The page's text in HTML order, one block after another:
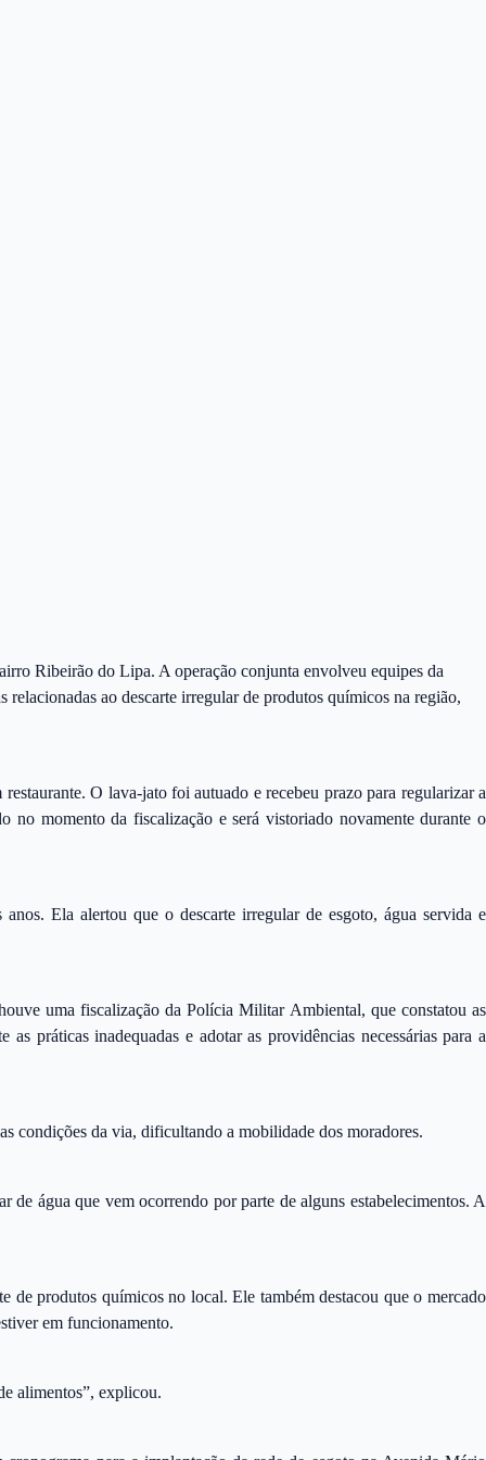
Ribeirão do Lipa. A operação conjunta envolveu equipes da
ao descarte irregular de produtos químicos na região,
O lava-jato foi autuado e recebeu prazo para regularizar a
no momento da fiscalização e será vistoriado novamente durante o
Ela alertou que o descarte irregular de esgoto, água servida e
uma fiscalização da Polícia Militar Ambiental, que constatou as
práticas inadequadas e adotar as providências necessárias para a
condições da via, dificultando a mobilidade dos moradores.
de água que vem ocorrendo por parte de alguns estabelecimentos. A
produtos químicos no local. Ele também destacou que o mercado
em funcionamento.
alimentos”, explicou.